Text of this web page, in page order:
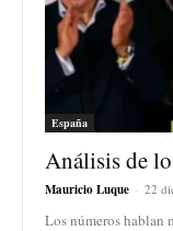
España
Análisis de
Mauricio Luque - 22
Los números hablan